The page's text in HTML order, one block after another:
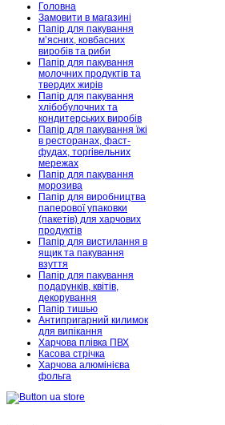
Головна
Замовити в магазині
Папір для пакування
м’ясних, ковбасних
виробів та риби
Папір для пакування
молочних продуктів та
твердих жирів
Папір для пакування
хлібобулочних та
кондитерських виробів
Папір для пакування їжі
в ресторанах, фаст-
фудах, торгівельних
мережах
Папір для пакування
морозива
Папір для виробництва
паперової упаковки
(пакетів) для харчових
продуктів
Папір для вистилання в
ящик та пакування
взуття
Папір для пакування
подарунків, квітів,
декорування
Папір тишью
Антипригарний килимок
для випікання
Харчова плівка ПВХ
Касова стрічка
Харчова алюмінієва
фольга